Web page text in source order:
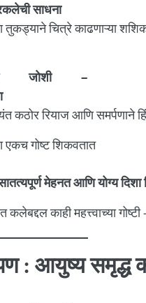
साधना
तुकड्याने चित्रे काढणाऱ्या
जोशी –
कठोर रियाज आणि समर्पणाने
एकच गोष्ट शिकवतात
मेहनत आणि योग्य
काही महत्त्वाच्या
: आयुष्य समृद्ध